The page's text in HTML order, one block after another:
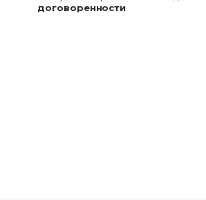
договоренности